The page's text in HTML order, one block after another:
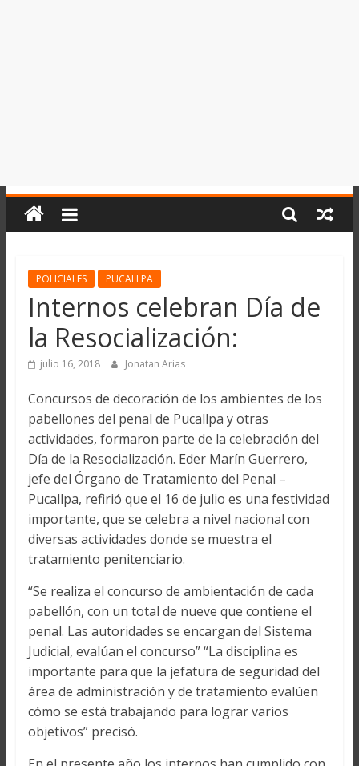
POLICIALES PUCALLPA
Internos celebran Día de
la Resocialización:
julio 16, 2018 Jonatan Arias
Concursos de decoración de los ambientes de los
pabellones del penal de Pucallpa y otras
actividades, formaron parte de la celebración del
Día de la Resocialización. Eder Marín Guerrero,
jefe del Órgano de Tratamiento del Penal –
Pucallpa, refirió que el 16 de julio es una festividad
importante, que se celebra a nivel nacional con
diversas actividades donde se muestra el
tratamiento penitenciario.
“Se realiza el concurso de ambientación de cada
pabellón, con un total de nueve que contiene el
penal. Las autoridades se encargan del Sistema
Judicial, evalúan el concurso” “La disciplina es
importante para que la jefatura de seguridad del
área de administración y de tratamiento evalúen
cómo se está trabajando para lograr varios
objetivos” precisó.